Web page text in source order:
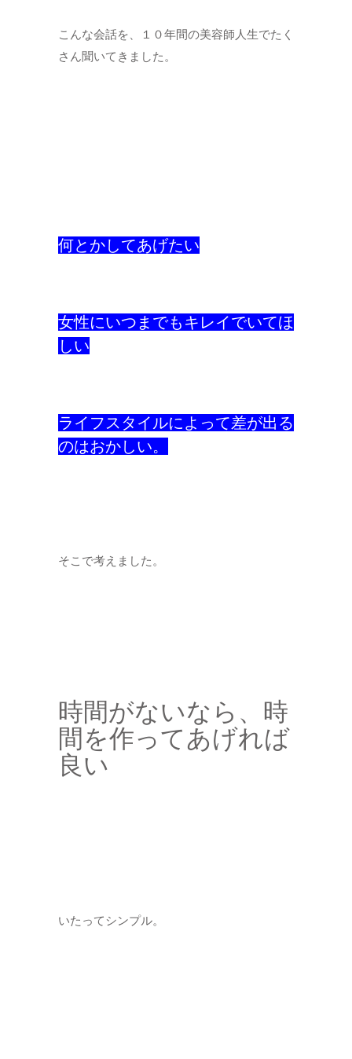
こんな会話を、１０年間の美容師人生でたく
さん聞いてきました。
何とかしてあげたい
女性にいつまでもキレイでいてほ
しい
ライフスタイルによって差が出る
のはおかしい。
そこで考えました。
時間がないなら、時
間を作ってあげれば
良い
いたってシンプル。